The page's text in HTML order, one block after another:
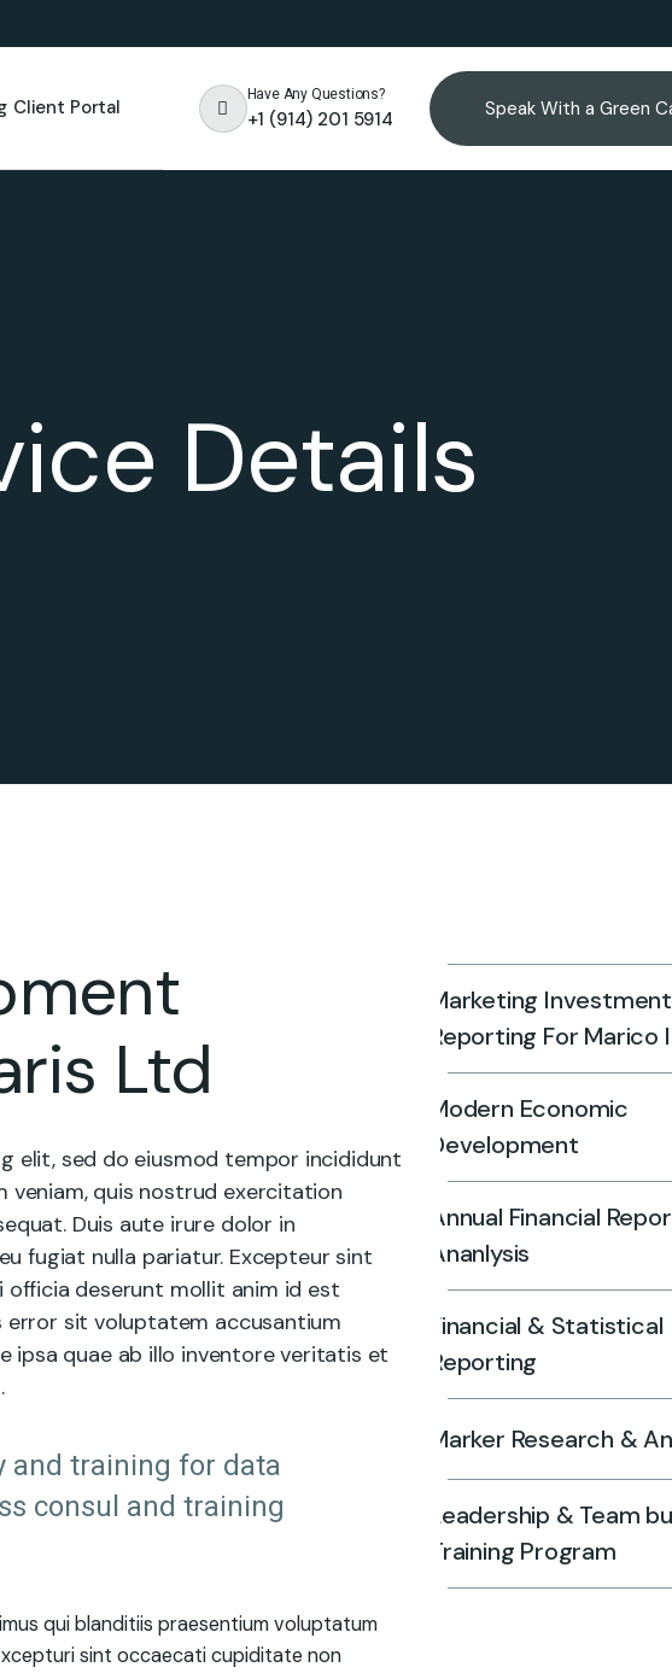
Client Portal +1 (914) 201 5914
Have Any Questions?
Speak With a Green
Details
Ltd
elit, sed do eiusmod tempor incididunt
veniam, quis nostrud exercitation
Duis aute irure dolor in
fugiat nulla pariatur. Excepteur sint
deserunt mollit anim id est
error sit voluptatem accusantium
ipsa quae ab illo inventore veritatis et
and training for data
consul and training
qui blanditiis praesentium voluptatum
sint occaecati cupiditate non
Marketing Investment
Reporting For Marico
Modern Economic
Development
Annual Financial
Ananlysis
Financial & Statistical
Reporting
Marker Research &
Leadership & Team
Training Program